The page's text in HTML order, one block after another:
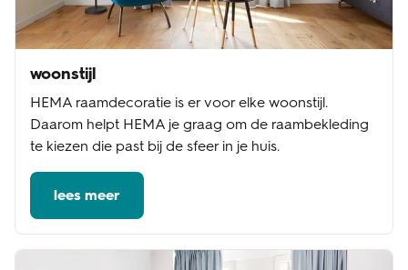
woonstijl
HEMA raamdecoratie is er voor elke woonstijl.
Daarom helpt HEMA je graag om de raambekleding
te kiezen die past bij de sfeer in je huis.
lees meer